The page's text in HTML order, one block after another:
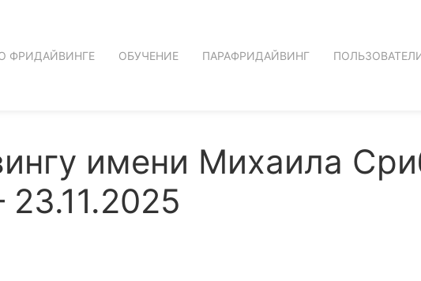
ФРИДАЙВИНГЕ ОБУЧЕНИЕ ПАРАФРИДАЙВИНГ
имени Михаила